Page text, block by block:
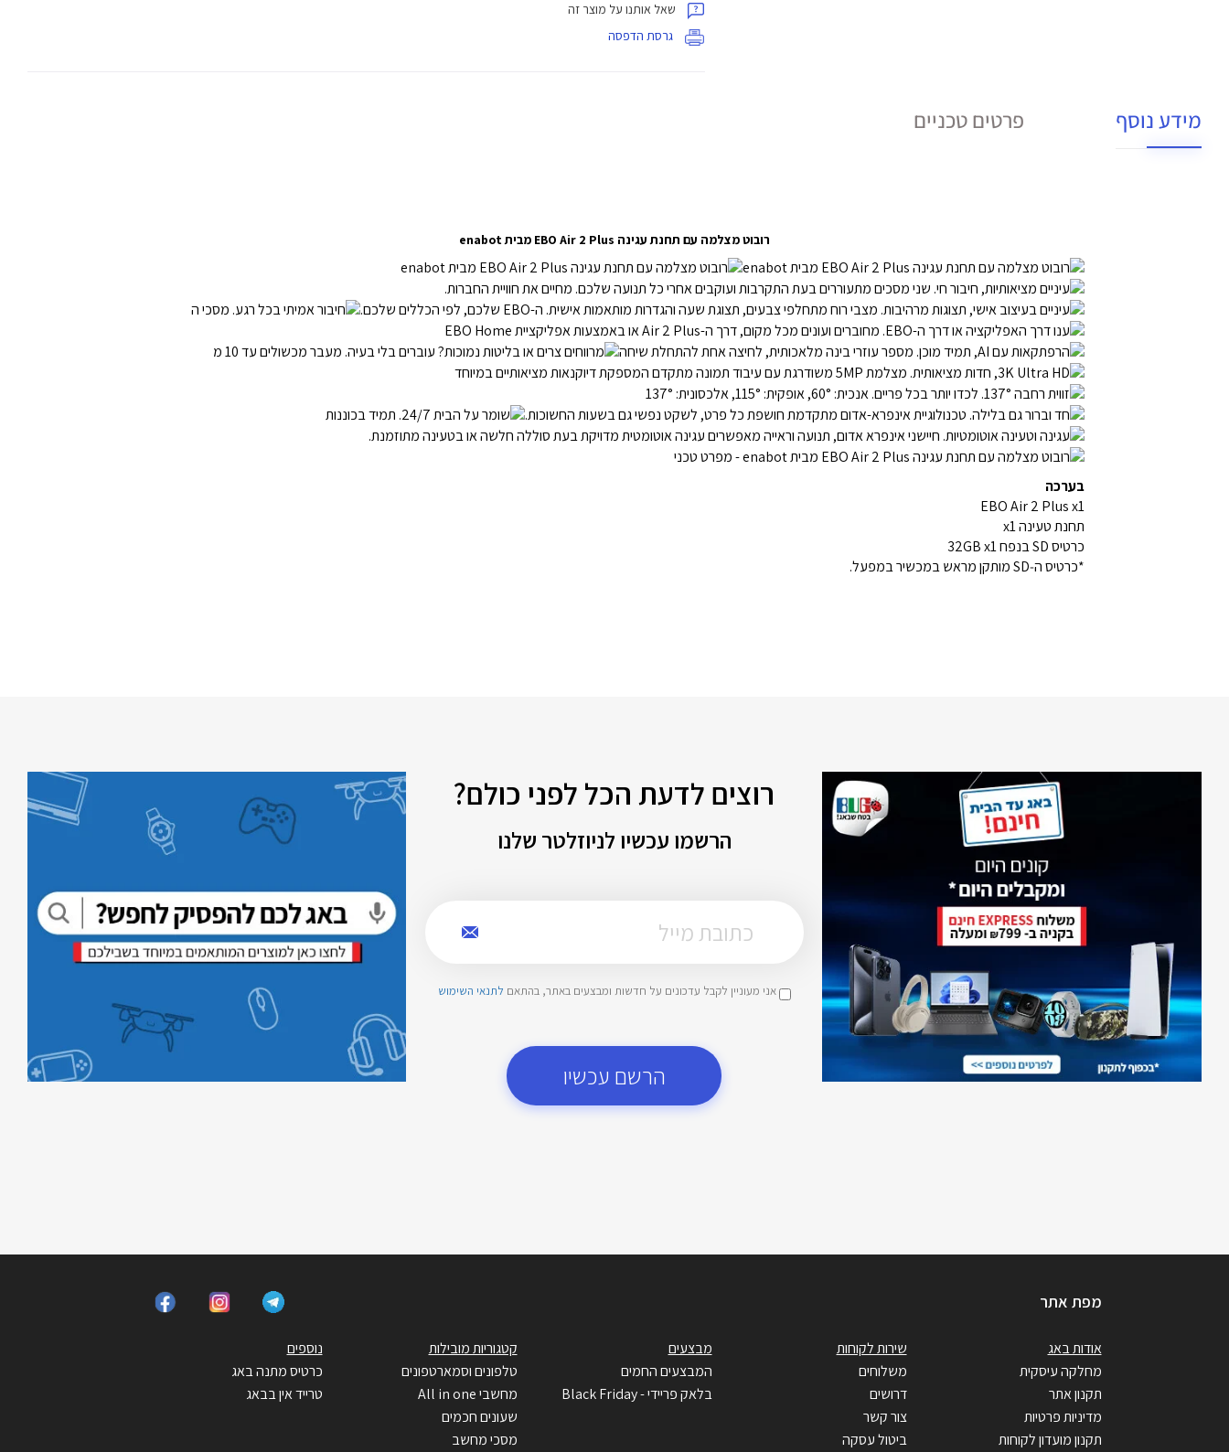
שאל אותנו על מוצר זה
גרסת הדפסה
מידע נוסף פרטים טכניים
רובוט מצלמה עם תחנת עגינה EBO Air 2 Plus מבית enabot
בערכה
EBO Air 2 Plus x1
תחנת טעינה x1
כרטיס SD בנפח 32GB x1
*כרטיס ה‑SD מותקן מראש במכשיר במפעל.
רוצים לדעת הכל לפני כולם?
הרשמו עכשיו לניוזלטר שלנו
אני מעוניין לקבל עדכונים על חדשות ומבצעים באתר, בהתאם לתנאי השימוש
הרשם עכשיו
מפת אתר
אודות באג
מחלקה עיסקית
תקנון אתר
מדיניות פרטיות
תקנון מועדון לקוחות
שירות לקוחות
משלוחים
דרושים
צור קשר
ביטול עסקה
מבצעים
המבצעים החמים
בלאק פריידי - Black Friday
קטגוריות מובילות
טלפונים וסמארטפונים
מחשבי All in one
שעונים חכמים
מסכי מחשב
נוספים
כרטיס מתנה באג
טרייד אין בבאג